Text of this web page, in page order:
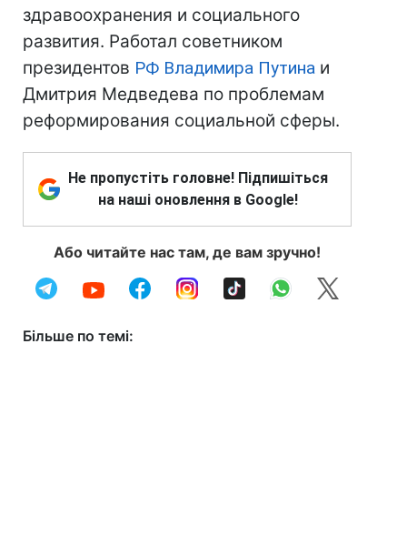
здравоохранения и социального
развития. Работал советником
президентов РФ Владимира Путина и
Дмитрия Медведева по проблемам
реформирования социальной сферы.
Не пропустіть головне! Підпишіться
на наші оновлення в Google!
Або читайте нас там, де вам зручно!
Більше по темі: